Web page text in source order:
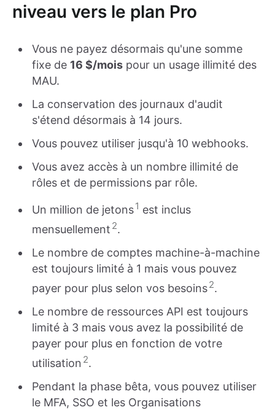
niveau vers le plan Pro
Vous ne payez désormais qu'une somme
fixe de 16 $/mois pour un usage illimité des
MAU.
La conservation des journaux d'audit
s'étend désormais à 14 jours.
Vous pouvez utiliser jusqu'à 10 webhooks.
Vous avez accès à un nombre illimité de
rôles et de permissions par rôle.
Un million de jetons1 est inclus
mensuellement 2.
Le nombre de comptes machine-à-machine
est toujours limité à 1 mais vous pouvez
payer pour plus selon vos besoins2.
Le nombre de ressources API est toujours
limité à 3 mais vous avez la possibilité de
payer pour plus en fonction de votre
utilisation 2.
Pendant la phase bêta, vous pouvez utiliser
le MFA, SSO et les Organisations